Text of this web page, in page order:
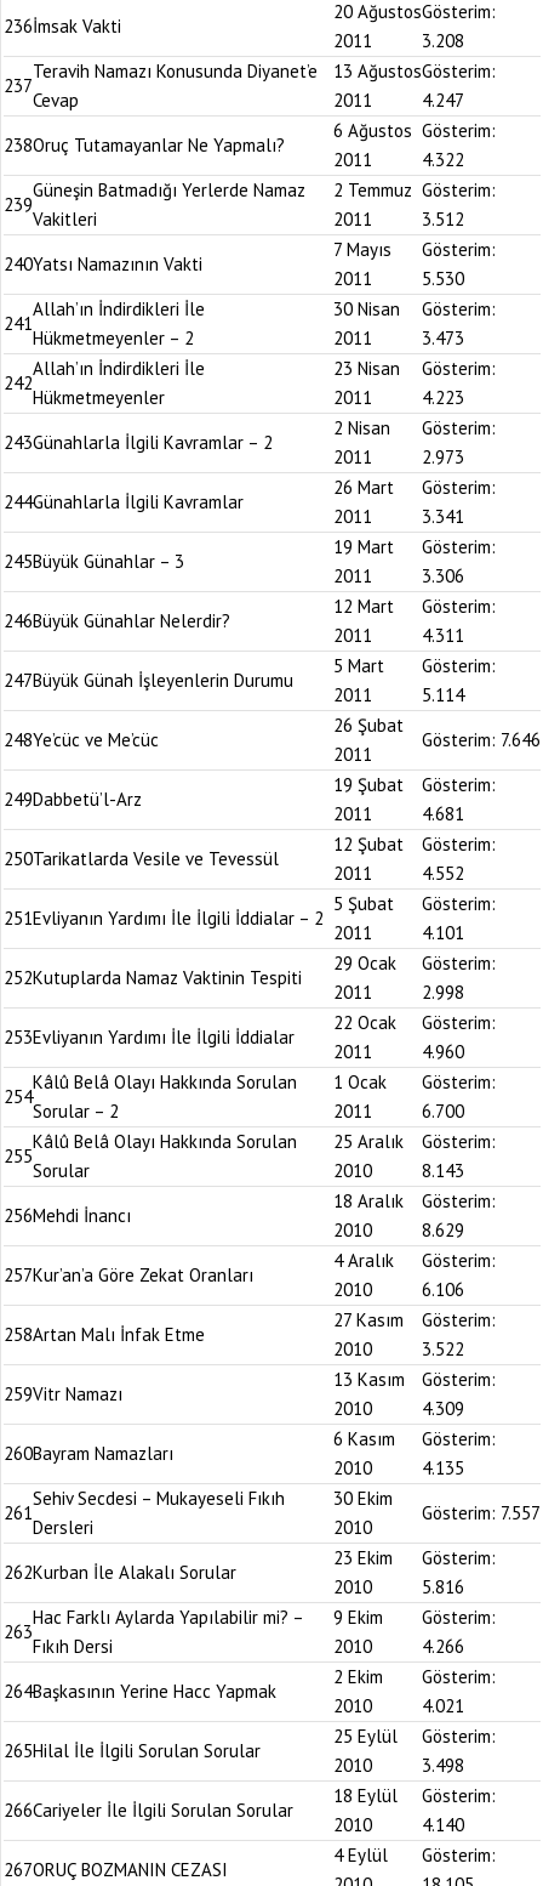
236İmsak Vakti
20 Ağustos
2011
Gösterim:
3.208
237
Teravih Namazı Konusunda Diyanet’e
Cevap
13 Ağustos
2011
Gösterim:
4.247
238Oruç Tutamayanlar Ne Yapmalı?
6 Ağustos
2011
Gösterim:
4.322
239
Güneşin Batmadığı Yerlerde Namaz
Vakitleri
2 Temmuz
2011
Gösterim:
3.512
240Yatsı Namazının Vakti
7 Mayıs
2011
Gösterim:
5.530
241
Allah’ın İndirdikleri İle
Hükmetmeyenler – 2
30 Nisan
2011
Gösterim:
3.473
242
Allah’ın İndirdikleri İle
Hükmetmeyenler
23 Nisan
2011
Gösterim:
4.223
243Günahlarla İlgili Kavramlar – 2
2 Nisan
2011
Gösterim:
2.973
244Günahlarla İlgili Kavramlar
26 Mart
2011
Gösterim:
3.341
245Büyük Günahlar – 3
19 Mart
2011
Gösterim:
3.306
246Büyük Günahlar Nelerdir?
12 Mart
2011
Gösterim:
4.311
247Büyük Günah İşleyenlerin Durumu
5 Mart
2011
Gösterim:
5.114
248Ye’cüc ve Me’cüc
26 Şubat
2011
Gösterim: 7.646
249Dabbetü’l-Arz
19 Şubat
2011
Gösterim:
4.681
250Tarikatlarda Vesile ve Tevessül
12 Şubat
2011
Gösterim:
4.552
251Evliyanın Yardımı İle İlgili İddialar – 2
5 Şubat
2011
Gösterim:
4.101
252Kutuplarda Namaz Vaktinin Tespiti
29 Ocak
2011
Gösterim:
2.998
253Evliyanın Yardımı İle İlgili İddialar
22 Ocak
2011
Gösterim:
4.960
254
Kâlû Belâ Olayı Hakkında Sorulan
Sorular – 2
1 Ocak
2011
Gösterim:
6.700
255
Kâlû Belâ Olayı Hakkında Sorulan
Sorular
25 Aralık
2010
Gösterim:
8.143
256Mehdi İnancı
18 Aralık
2010
Gösterim:
8.629
257Kur’an’a Göre Zekat Oranları
4 Aralık
2010
Gösterim:
6.106
258Artan Malı İnfak Etme
27 Kasım
2010
Gösterim:
3.522
259Vitr Namazı
13 Kasım
2010
Gösterim:
4.309
260Bayram Namazları
6 Kasım
2010
Gösterim:
4.135
261
Sehiv Secdesi – Mukayeseli Fıkıh
Dersleri
30 Ekim
2010
Gösterim: 7.557
262Kurban İle Alakalı Sorular
23 Ekim
2010
Gösterim:
5.816
263
Hac Farklı Aylarda Yapılabilir mi? –
Fıkıh Dersi
9 Ekim
2010
Gösterim:
4.266
264Başkasının Yerine Hacc Yapmak
2 Ekim
2010
Gösterim:
4.021
265Hilal İle İlgili Sorulan Sorular
25 Eylül
2010
Gösterim:
3.498
266Cariyeler İle İlgili Sorulan Sorular
18 Eylül
2010
Gösterim:
4.140
267ORUÇ BOZMANIN CEZASI
4 Eylül
Gösterim: